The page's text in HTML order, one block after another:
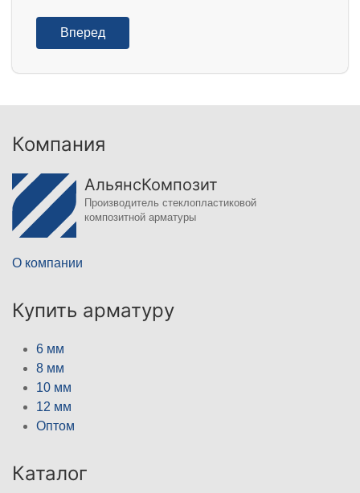
Вперед
Компания
АльянсКомпозит
Производитель стеклопластиковой
композитной арматуры
О компании
Купить арматуру
6 мм
8 мм
10 мм
12 мм
Оптом
Каталог